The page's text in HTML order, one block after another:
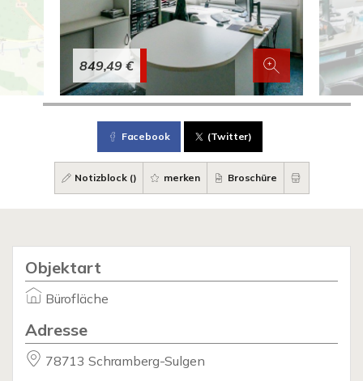
849,49 €
Facebook (Twitter)
Notizblock () merken Broschüre
Objektart
Bürofläche
Adresse
78713 Schramberg-Sulgen